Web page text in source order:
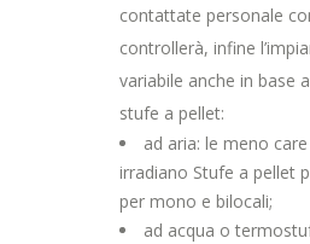
contattate personale
controllerà, infine
variabile anche in base
stufe a pellet:
ad aria: le meno
irradiano Stufe a pellet
per mono e bilocali;
ad acqua o